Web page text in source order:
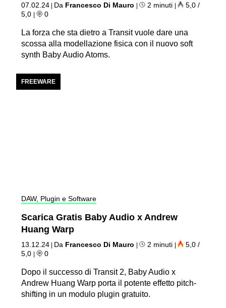
07.02.24 | Da Francesco Di Mauro | 2 minuti |
5,0 /
5,0 | 0
La forza che sta dietro a Transit vuole dare una
scossa alla modellazione fisica con il nuovo soft
synth Baby Audio Atoms.
FREEWARE
DAW, Plugin e Software
Scarica Gratis Baby Audio x Andrew
Huang Warp
13.12.24 | Da Francesco Di Mauro | 2 minuti |
5,0 /
5,0 | 0
Dopo il successo di Transit 2, Baby Audio x
Andrew Huang Warp porta il potente effetto pitch-
shifting in un modulo plugin gratuito.